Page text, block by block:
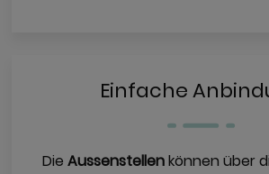
Einfache
Die Aussenstellenkönnen über